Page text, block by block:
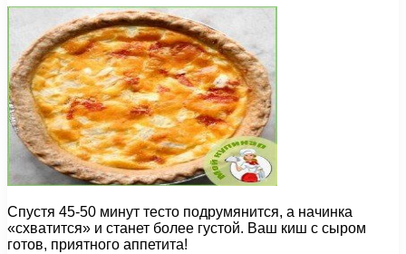
Спустя 45-50 минут тесто подрумянится, а начинка
«схватится» и станет более густой. Ваш киш с сыром
готов, приятного аппетита!